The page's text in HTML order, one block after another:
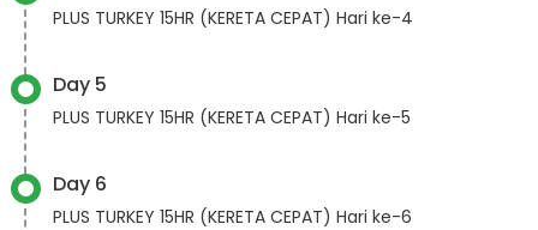
PLUS TURKEY 15HR (KERETA CEPAT) Hari ke-4
Day 5
PLUS TURKEY 15HR (KERETA CEPAT) Hari ke-5
Day 6
PLUS TURKEY 15HR (KERETA CEPAT) Hari ke-6